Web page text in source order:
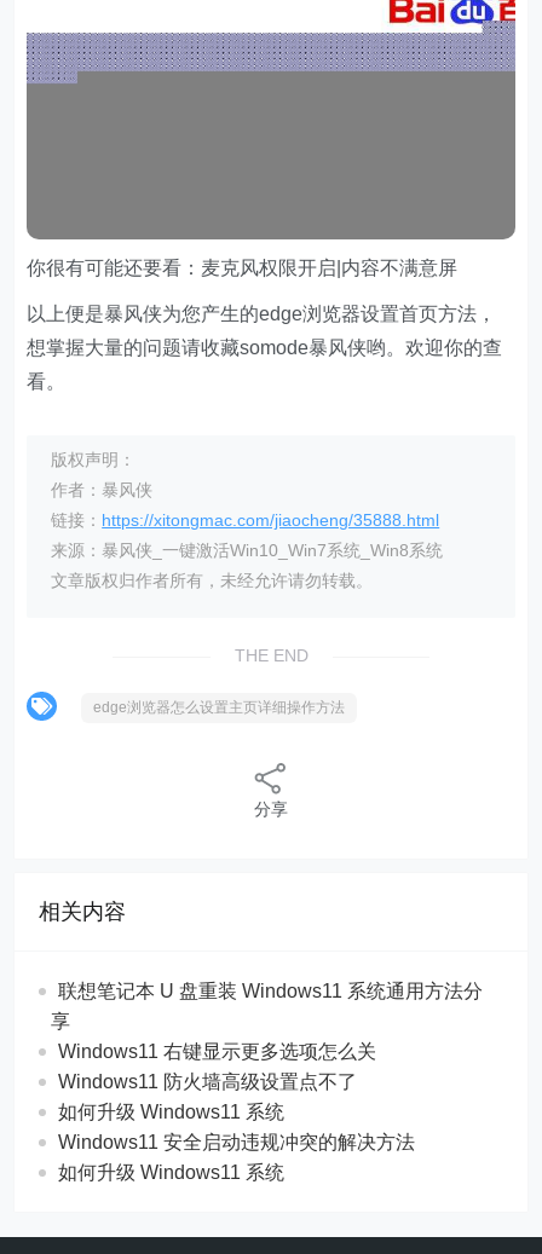
你很有可能还要看：麦克风权限开启|内容不满意屏
以上便是暴风侠为您产生的edge浏览器设置首页方法，
想掌握大量的问题请收藏somode暴风侠哟。欢迎你的查
看。
版权声明：
作者：暴风侠
链接： https://xitongmac.com/jiaocheng/35888.html
来源：暴风侠_一键激活Win10_Win7系统_Win8系统
文章版权归作者所有，未经允许请勿转载。
THE END
edge浏览器怎么设置主页详细操作方法
分享
相关内容
联想笔记本 U 盘重装 Windows11 系统通用方法分
享
Windows11 右键显示更多选项怎么关
Windows11 防火墙高级设置点不了
如何升级 Windows11 系统
Windows11 安全启动违规冲突的解决方法
如何升级 Windows11 系统